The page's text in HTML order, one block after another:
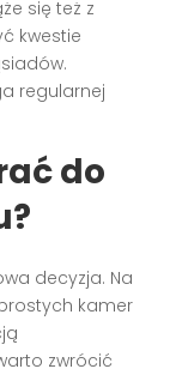
się też z
kwestie
regularnej
do
decyzja. Na
kamer
zwrócić